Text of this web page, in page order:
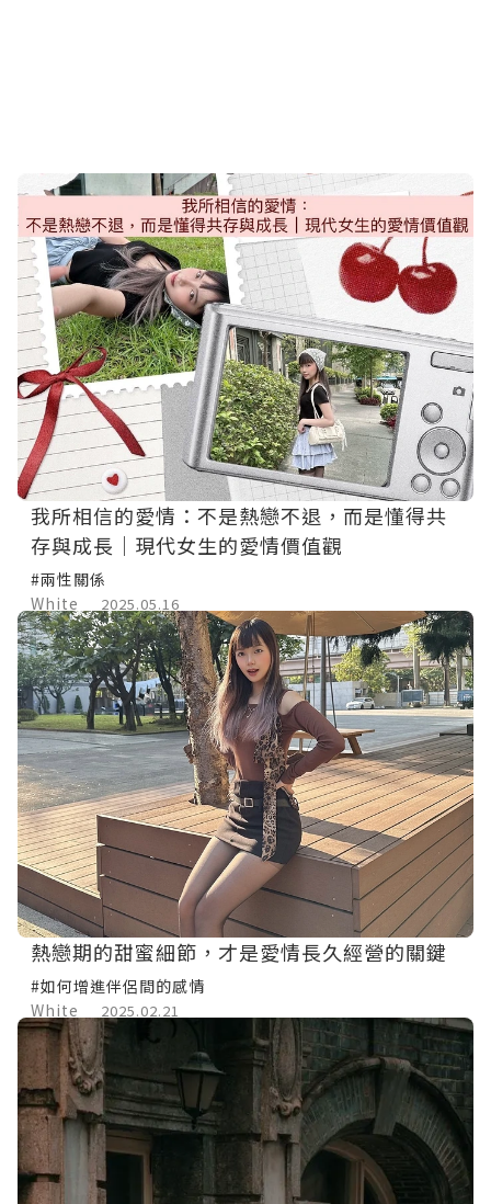
我所相信的愛情：不是熱戀不退，而是懂得共
存與成長｜現代女生的愛情價值觀
#兩性關係
White
2025.05.16
熱戀期的甜蜜細節，才是愛情長久經營的關鍵
#如何增進伴侶間的感情
White
2025.02.21